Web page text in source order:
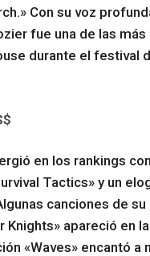
Con su voz
fue una de las
durante el festival
en los rankings
Tactics» y un
canciones de
Knights» apareció en
«Waves» encantó a